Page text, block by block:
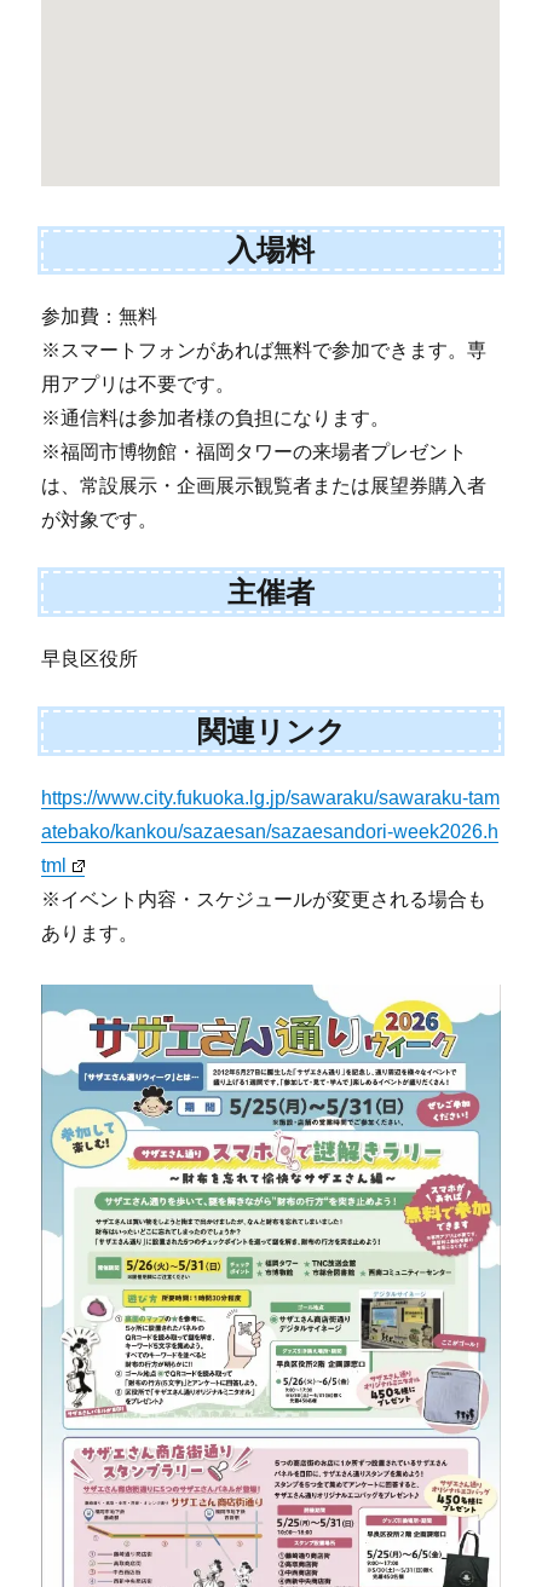
入場料
参加費：無料
※スマートフォンがあれば無料で参加できます。専
用アプリは不要です。
※通信料は参加者様の負担になります。
※福岡市博物館・福岡タワーの来場者プレゼント
は、常設展示・企画展示観覧者または展望券購入者
が対象です。
主催者
早良区役所
関連リンク
https://www.city.fukuoka.lg.jp/sawaraku/sawaraku-tam
atebako/kankou/sazaesan/sazaesandori-week2026.h
tml
※イベント内容・スケジュールが変更される場合も
あります。